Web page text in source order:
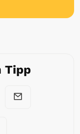
Tipp